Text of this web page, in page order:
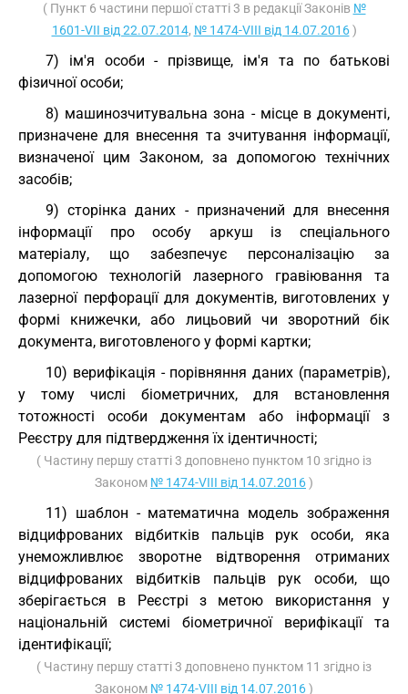
( Пункт 6 частини першої статті 3 в редакції Законів №
1601-VII від 22.07.2014, № 1474-VIII від 14.07.2016)
7) ім'я особи - прізвище, ім'я та по батькові
фізичної особи;
8) машинозчитувальна зона - місце в документі,
призначене для внесення та зчитування інформації,
визначеної цим Законом, за допомогою технічних
засобів;
9) сторінка даних - призначений для внесення
інформації про особу аркуш із спеціального
матеріалу, що забезпечує персоналізацію за
допомогою технологій лазерного гравіювання та
лазерної перфорації для документів, виготовлених у
формі книжечки, або лицьовий чи зворотний бік
документа, виготовленого у формі картки;
10) верифікація - порівняння даних (параметрів),
у тому числі біометричних, для встановлення
тотожності особи документам або інформації з
Реєстру для підтвердження їх ідентичності;
( Частину першу статті 3 доповнено пунктом 10 згідно із
Законом № 1474-VIII від 14.07.2016)
11) шаблон - математична модель зображення
відцифрованих відбитків пальців рук особи, яка
унеможливлює зворотне відтворення отриманих
відцифрованих відбитків пальців рук особи, що
зберігається в Реєстрі з метою використання у
національній системі біометричної верифікації та
ідентифікації;
( Частину першу статті 3 доповнено пунктом 11 згідно із
Законом № 1474-VIII від 14.07.2016)